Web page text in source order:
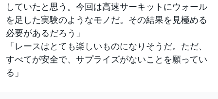
していたと思う。今回は高速サーキットにウォール
を足した実験のようなモノだ。その結果を見極める
必要があるだろう」
「レースはとても楽しいものになりそうだ。ただ、
すべてが安全で、サプライズがないことを願ってい
る」